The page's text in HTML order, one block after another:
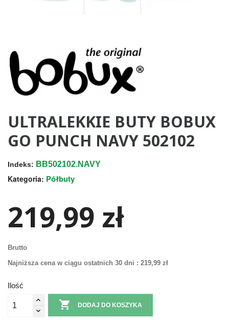
ULTRALEKKIE BUTY BOBUX
GO PUNCH NAVY 502102
Indeks: BB502102.NAVY
Kategoria: Półbuty
219,99 zł
Brutto
Najniższa cena w ciągu ostatnich 30 dni : 219,99 zł
Ilość
 DODAJ DO KOSZYKA